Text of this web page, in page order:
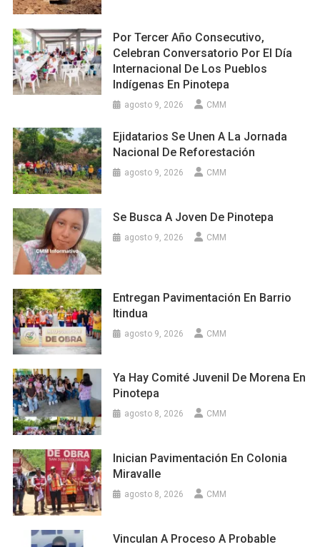
Por Tercer Año Consecutivo,
Celebran Conversatorio Por El Día
Internacional De Los Pueblos
Indígenas En Pinotepa
agosto 9, 2026 CMM
Ejidatarios Se Unen A La Jornada
Nacional De Reforestación
agosto 9, 2026 CMM
Se Busca A Joven De Pinotepa
agosto 9, 2026 CMM
Entregan Pavimentación En Barrio
Itindua
agosto 9, 2026 CMM
Ya Hay Comité Juvenil De Morena En
Pinotepa
agosto 8, 2026 CMM
Inician Pavimentación En Colonia
Miravalle
agosto 8, 2026 CMM
Vinculan A Proceso A Probable